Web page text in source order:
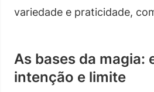
variedade e praticidade,
As bases da magia:
intenção e limite